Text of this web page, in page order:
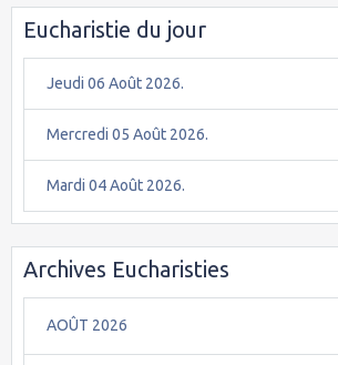
Eucharistie du jour
Jeudi 06 Août 2026.
Mercredi 05 Août 2026.
Mardi 04 Août 2026.
Archives Eucharisties
AOÛT 2026